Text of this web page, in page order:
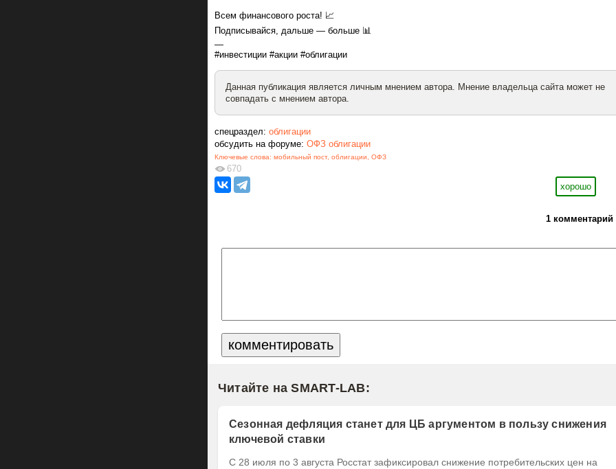
Всем финансового роста! 📈
Подписывайся, дальше — больше 📊
—
#инвестиции #акции #облигации
Данная публикация является личным мнением автора. Мнение владельца сайта может не
совпадать с мнением автора.
спецраздел: облигации
обсудить на форуме: ОФЗ облигации
Ключевые слова: мобильный пост, облигации, ОФЗ
670
хорошо
1 комментарий
Читайте на SMART-LAB:
Сезонная дефляция станет для ЦБ аргументом в пользу снижения
ключевой ставки
С 28 июля по 3 августа Росстат зафиксировал снижение потребительских цен на